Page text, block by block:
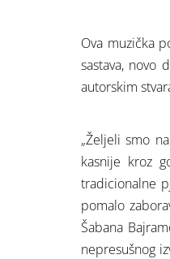
Ova muzička
sastava, novo
autorskim
„Željeli smo
kasnije kroz
tradicionalne
pomalo
Šabana
nepresušnog